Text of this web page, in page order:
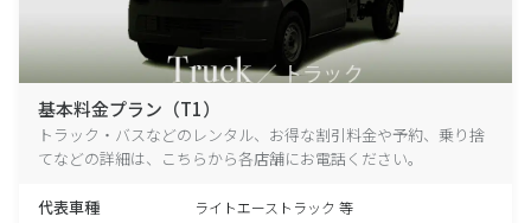
基本料金プラン（T1）
トラック・バスなどのレンタル、お得な割引料金や予約、乗り捨
てなどの詳細は、こちらから各店舗にお電話ください。
代表車種 ライトエーストラック 等